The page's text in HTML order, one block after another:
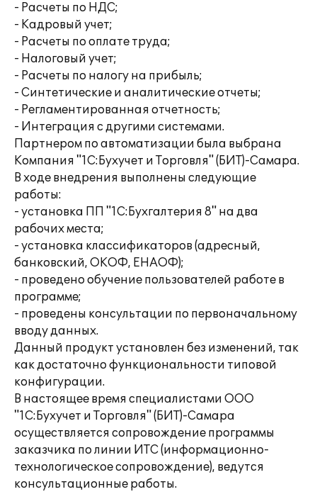
- Расчеты по НДС;
- Кадровый учет;
- Расчеты по оплате труда;
- Налоговый учет;
- Расчеты по налогу на прибыль;
- Синтетические и аналитические отчеты;
- Регламентированная отчетность;
- Интеграция с другими системами.
Партнером по автоматизации была выбрана
Компания "1С:Бухучет и Торговля" (БИТ)-Самара.
В ходе внедрения выполнены следующие
работы:
- установка ПП "1С:Бухгалтерия 8" на два
рабочих места;
- установка классификаторов (адресный,
банковский, ОКОФ, ЕНАОФ);
- проведено обучение пользователей работе в
программе;
- проведены консультации по первоначальному
вводу данных.
Данный продукт установлен без изменений, так
как достаточно функциональности типовой
конфигурации.
В настоящее время специалистами ООО
"1С:Бухучет и Торговля" (БИТ)-Самара
осуществляется сопровождение программы
заказчика по линии ИТС (информационно-
технологическое сопровождение), ведутся
консультационные работы.